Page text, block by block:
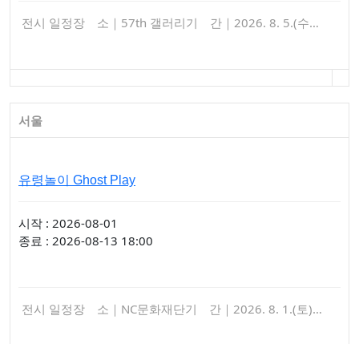
전시 일정장 소｜57th 갤러리기 간｜2026. 8. 5.(수…
서울
유령놀이 Ghost Play
시작 : 2026-08-01
종료 : 2026-08-13 18:00
전시 일정장 소｜NC문화재단기 간｜2026. 8. 1.(토)…